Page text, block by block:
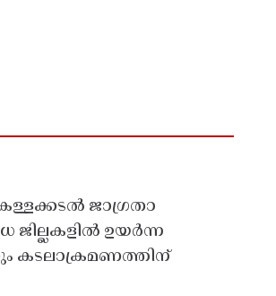
ജാഗ്രതാ
ജില്ലകളിൽ ഉയർന്ന
കടലാക്രമണത്തിന്